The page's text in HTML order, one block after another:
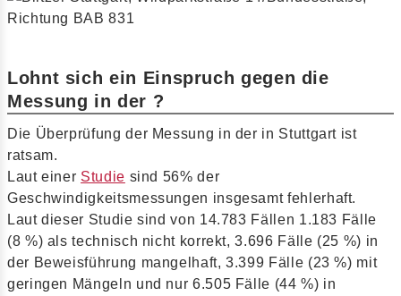
Lohnt sich ein Einspruch gegen die
Messung in der ?
Die Überprüfung der Messung in der in Stuttgart ist
ratsam.
Laut einer Studie sind 56% der
Geschwindigkeitsmessungen insgesamt fehlerhaft.
Laut dieser Studie sind von 14.783 Fällen 1.183 Fälle
(8 %) als technisch nicht korrekt, 3.696 Fälle (25 %) in
der Beweisführung mangelhaft, 3.399 Fälle (23 %) mit
geringen Mängeln und nur 6.505 Fälle (44 %) in